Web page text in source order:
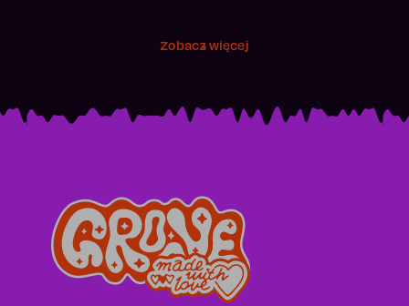
Zobacz więcej